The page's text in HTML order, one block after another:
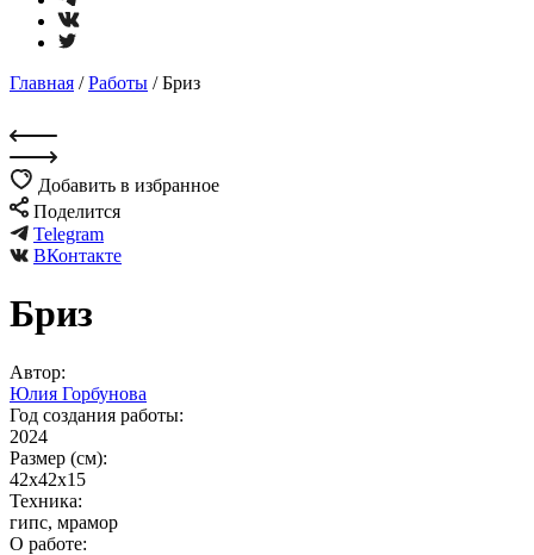
Главная /Работы /Бриз
Добавить в избранное
Поделится
Telegram
ВКонтакте
Бриз
Автор:
Юлия Горбунова
Год создания работы:
2024
Размер (см):
42х42х15
Техника:
гипс, мрамор
О работе: